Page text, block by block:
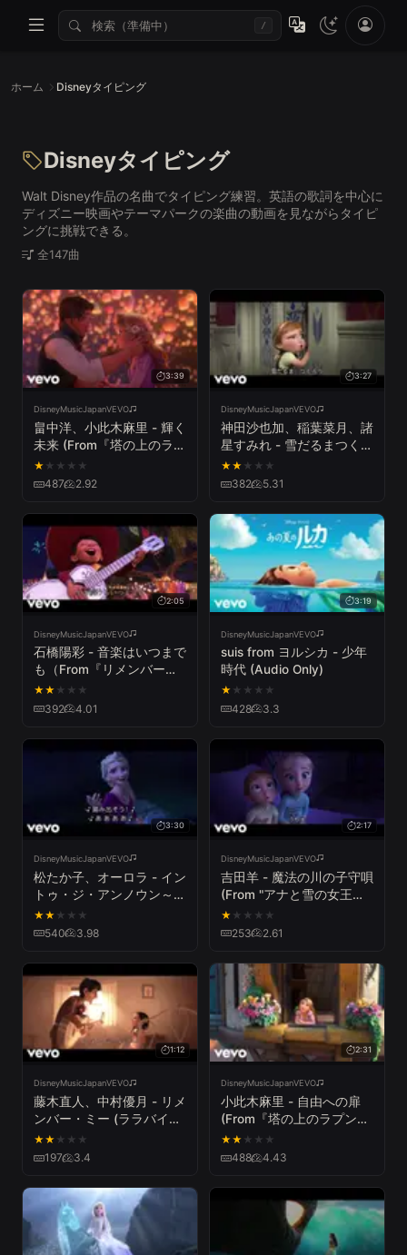
/
ホーム Disneyタイピング
Disneyタイピング
Walt Disney作品の名曲でタイピング練習。英語の歌詞を中心に
ディズニー映画やテーマパークの楽曲の動画を見ながらタイピ
ングに挑戦できる。
全147曲
3:39
DisneyMusicJapanVEVO
畠中洋、小此木麻里 - 輝く
未来 (From『塔の上のラプ
ンツェル』)
★ ★ ★ ★ ★
487 2.92
3:27
DisneyMusicJapanVEVO
神田沙也加、稲葉菜月、諸
星すみれ - 雪だるまつくろ
う（From『アナと雪の女
王』）
★★ ★ ★ ★
382 5.31
2:05
DisneyMusicJapanVEVO
石橋陽彩 - 音楽はいつまで
も（From『リメンバー・
ミー』）
★★ ★ ★ ★
392 4.01
3:19
DisneyMusicJapanVEVO
suis from ヨルシカ - 少年
時代 (Audio Only)
★ ★ ★ ★ ★
428 3.3
3:30
DisneyMusicJapanVEVO
松たか子、オーロラ - イン
トゥ・ジ・アンノウン～心
のままに (アナと雪の女王
２ MV フルバージョン)
★★ ★ ★ ★
540 3.98
2:17
DisneyMusicJapanVEVO
吉田羊 - 魔法の川の子守唄
(From "アナと雪の女王
２")
★ ★ ★ ★ ★
253 2.61
1:12
DisneyMusicJapanVEVO
藤木直人、中村優月 - リメ
ンバー・ミー (ララバイ・
バージョン)（From『リメ
ンバー・ミー』）
★★ ★ ★ ★
197 3.4
2:31
DisneyMusicJapanVEVO
小此木麻里 - 自由への扉
(From『塔の上のラプンツ
ェル』)
★★ ★ ★ ★
488 4.43